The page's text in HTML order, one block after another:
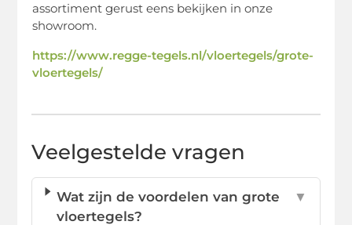
assortiment gerust eens bekijken in onze
showroom.
https://www.regge-tegels.nl/vloertegels/grote-
vloertegels/
Veelgestelde vragen
Wat zijn de voordelen van grote
vloertegels?
▼